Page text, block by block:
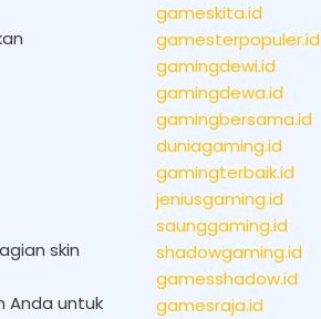
skin
Anda untuk
gameskita.id
gamesterpopuler.id
gamingdewi.id
gamingdewa.id
gamingbersama.id
duniagaming.id
gamingterbaik.id
jeniusgaming.id
saunggaming.id
shadowgaming.id
gamesshadow.id
gamesraja.id